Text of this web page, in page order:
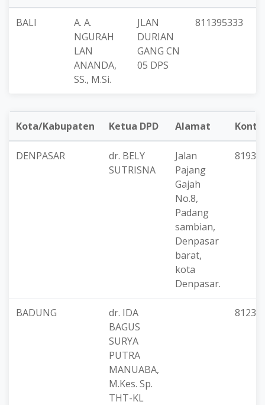
BALI
A. A.
NGURAH
LAN
ANANDA,
SS., M.Si.
JLAN
DURIAN
GANG CN
05 DPS
811395333
Kota/Kabupaten Ketua DPD Alamat
DENPASAR
dr. BELY
SUTRISNA
Jalan
Pajang
Gajah
No.8,
Padang
sambian,
Denpasar
barat,
kota
Denpasar.
BADUNG
dr. IDA
BAGUS
SURYA
PUTRA
MANUABA,
M.Kes. Sp.
THT-KL